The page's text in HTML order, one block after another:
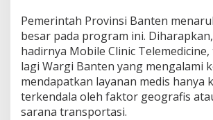
Pemerintah Provinsi Banten
besar pada program ini.
hadirnya Mobile Clinic
lagi Wargi Banten yang mengalami
mendapatkan layanan medis hanya
terkendala oleh faktor geografis
sarana transportasi.